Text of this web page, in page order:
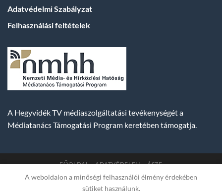
Adatvédelmi Szabályzat
Felhasználási feltételek
A Hegyvidék TV médiaszolgáltatási tevékenységét a
Médiatanács Támogatási Program keretében támogatja.
FŐOLDAL ADATVÉDELEM ÁSZF
Copyright 2007-2026 © BUDA TV | Hegyvidék Média
Műsorszolgáltató Kft. | Budapest, Hungary, XII. Hajnóczy József
A weboldalon a minőségi felhasználói élmény érdekében
sütiket használunk.